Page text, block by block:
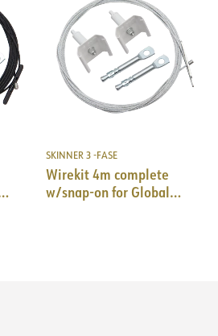
SKINNER 3 -FASE
Wirekit 4m complete
w/snap-on for Global